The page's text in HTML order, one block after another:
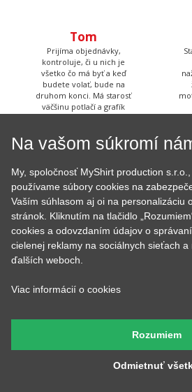
Tom
Prijíma objednávky,
kontroluje, či u nich je
všetko čo má byť a keď
budete volať, bude na
druhom konci. Má starosť
väčšinu potlačí a grafík
Petr
Má na starosť naše tri
digitálne tlačiarne a ak máte
farebnú potlač, tak ju
vyrábal práve Peter, so
starostlivosťou jeho vlastnej
a za zvuku tvrdej rockovej
Tadeáš
Má na starosť prípravu
Na vašom súkromí
My, spoločnosť MyShirt production
používame súbory cookies na
Vaším súhlasom aj oi na personalizáciu
stránok. Kliknutím na tlačidlo
cookies a odovzdaním údajov o
cielenej reklamy na sociálnych sieťach
ďalších weboch.
Viac informácií o cookies
Odmietnuť
Rozumiem